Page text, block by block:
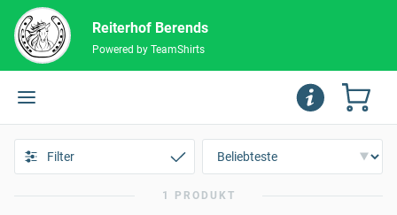
Reiterhof Berends
Powered by TeamShirts
Filter
1 PRODUKT